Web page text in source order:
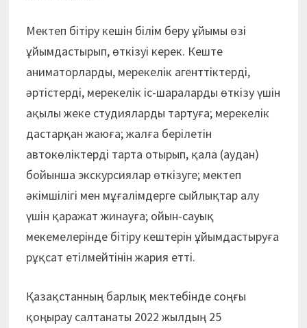
Мектеп бітіру кешін білім беру ұйымы өзі
ұйымдастырып, өткізуі керек. Кеште
аниматорларды, мерекелік агенттіктерді,
әртістерді, мерекелік іс-шараларды өткізу үшін
ақылы жеке студияларды тартуға; мерекелік
дастарқан жаюға; жалға берілетін
автокөліктерді тарта отырып, қала (аудан)
бойынша экскурсиялар өткізуге; мектеп
әкімшілігі мен мұғалімдерге сыйлықтар алу
үшін қаражат жинауға; ойын-сауық
мекемелерінде бітіру кештерін ұйымдастыруға
рұқсат етілмейтінін жария етті.
Қазақстанның барлық мектебінде соңғы
қоңырау салтанаты 2022 жылдың 25